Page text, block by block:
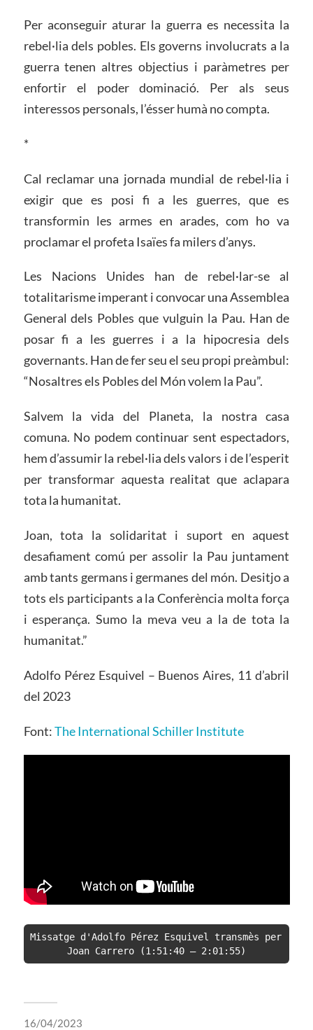
Per aconseguir aturar la guerra es necessita la
rebel·lia dels pobles. Els governs involucrats a la
guerra tenen altres objectius i paràmetres per
enfortir el poder dominació. Per als seus
interessos personals, l’ésser humà no compta.
*
Cal reclamar una jornada mundial de rebel·lia i
exigir que es posi fi a les guerres, que es
transformin les armes en arades, com ho va
proclamar el profeta Isaïes fa milers d’anys.
Les Nacions Unides han de rebel·lar-se al
totalitarisme imperant i convocar una Assemblea
General dels Pobles que vulguin la Pau. Han de
posar fi a les guerres i a la hipocresia dels
governants. Han de fer seu el seu propi preàmbul:
“Nosaltres els Pobles del Món volem la Pau”.
Salvem la vida del Planeta, la nostra casa
comuna. No podem continuar sent espectadors,
hem d’assumir la rebel·lia dels valors i de l’esperit
per transformar aquesta realitat que aclapara
tota la humanitat.
Joan, tota la solidaritat i suport en aquest
desafiament comú per assolir la Pau juntament
amb tants germans i germanes del món. Desitjo a
tots els participants a la Conferència molta força
i esperança. Sumo la meva veu a la de tota la
humanitat.”
Adolfo Pérez Esquivel – Buenos Aires, 11 d’abril
del 2023
Font:The International Schiller Institute
Missatge d'Adolfo Pérez Esquivel transmès per
Joan Carrero (1:51:40 – 2:01:55)
16/04/2023